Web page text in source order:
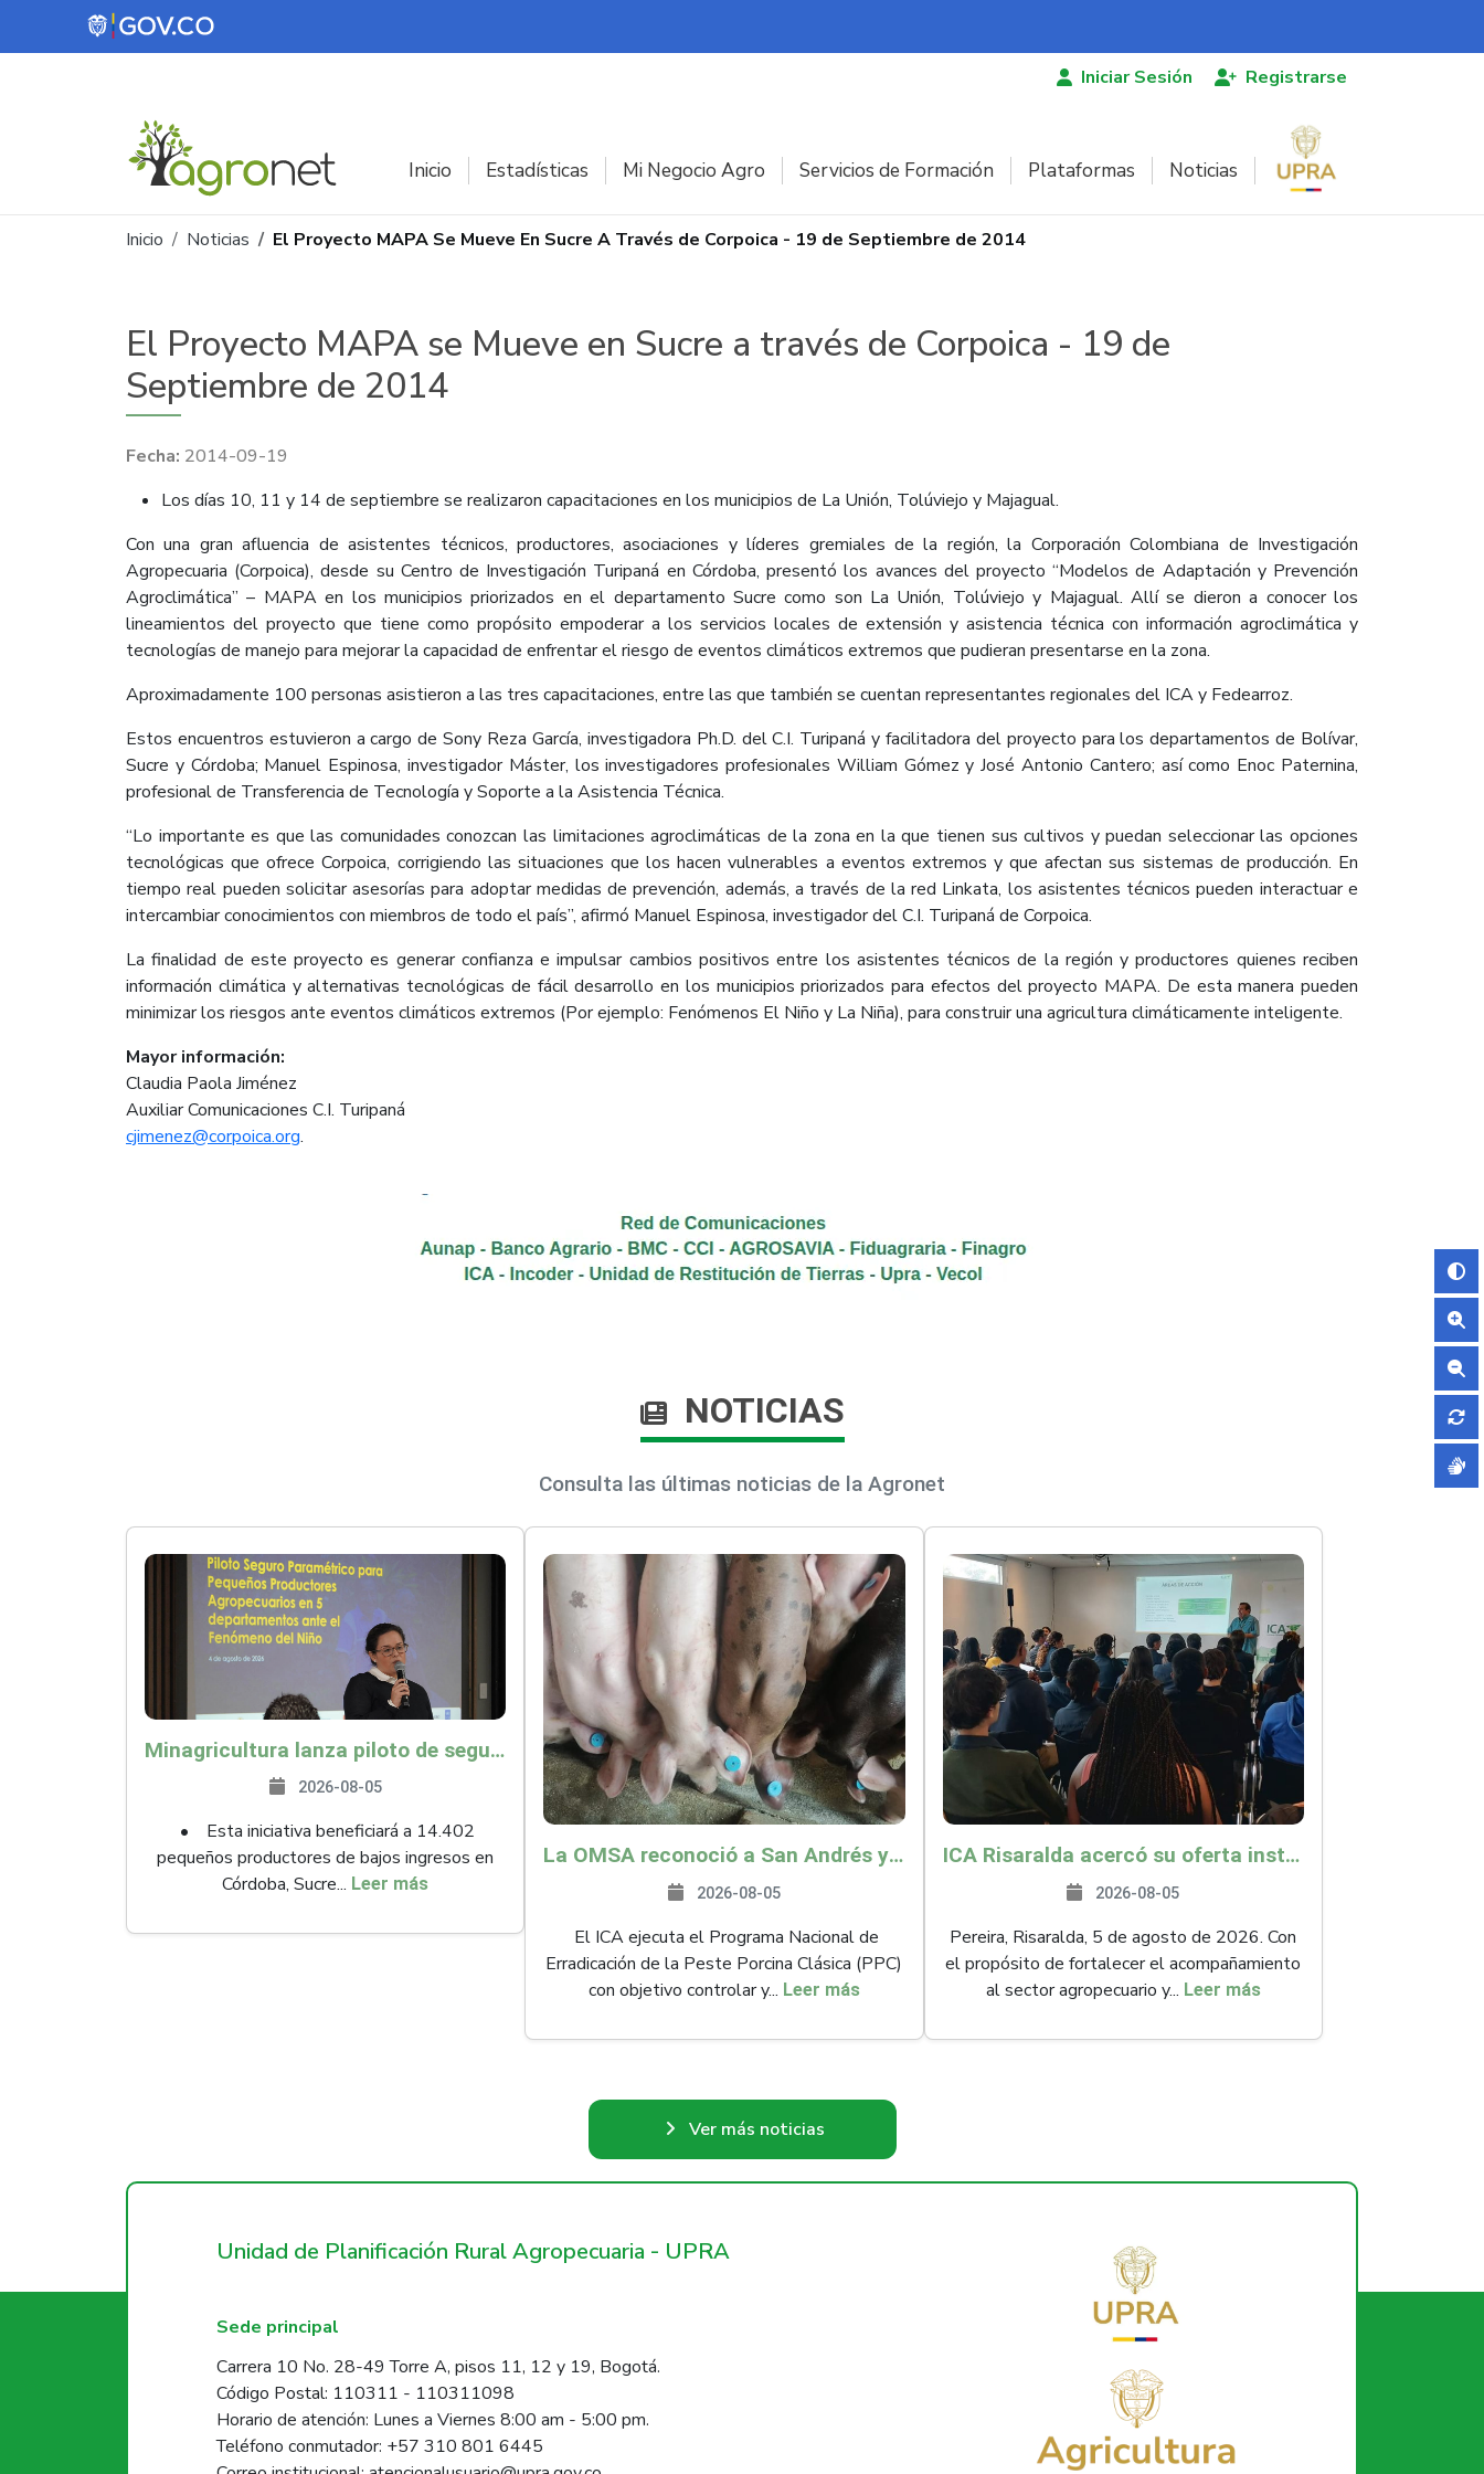
Pasar al contenido principal
Iniciar Sesión Registrarse
Inicio Estadísticas Mi Negocio Agro Servicios de Formación Plataformas Noticias
Ruta de navegación
Inicio Noticias El Proyecto MAPA Se Mueve En Sucre A Través de Corpoica - 19 de Septiembre de 2014
El Proyecto MAPA se Mueve en Sucre a través de Corpoica - 19 de
Septiembre de 2014
2014-09-19
Los días 10, 11 y 14 de septiembre se realizaron capacitaciones en los municipios de La Unión, Tolúviejo y Majagual.
Con una gran afluencia de asistentes técnicos, productores, asociaciones y líderes gremiales de la región, la Corporación Colombiana de Investigación
Agropecuaria (Corpoica), desde su Centro de Investigación Turipaná en Córdoba, presentó los avances del proyecto “Modelos de Adaptación y Prevención
Agroclimática” – MAPA en los municipios priorizados en el departamento Sucre como son La Unión, Tolúviejo y Majagual. Allí se dieron a conocer los
lineamientos del proyecto que tiene como propósito empoderar a los servicios locales de extensión y asistencia técnica con información agroclimática y
tecnologías de manejo para mejorar la capacidad de enfrentar el riesgo de eventos climáticos extremos que pudieran presentarse en la zona.
Aproximadamente 100 personas asistieron a las tres capacitaciones, entre las que también se cuentan representantes regionales del ICA y Fedearroz.
Estos encuentros estuvieron a cargo de Sony Reza García, investigadora Ph.D. del C.I. Turipaná y facilitadora del proyecto para los departamentos de Bolívar,
Sucre y Córdoba; Manuel Espinosa, investigador Máster, los investigadores profesionales William Gómez y José Antonio Cantero; así como Enoc Paternina,
profesional de Transferencia de Tecnología y Soporte a la Asistencia Técnica.
“Lo importante es que las comunidades conozcan las limitaciones agroclimáticas de la zona en la que tienen sus cultivos y puedan seleccionar las opciones
tecnológicas que ofrece Corpoica, corrigiendo las situaciones que los hacen vulnerables a eventos extremos y que afectan sus sistemas de producción. En
tiempo real pueden solicitar asesorías para adoptar medidas de prevención, además, a través de la red Linkata, los asistentes técnicos pueden interactuar e
intercambiar conocimientos con miembros de todo el país”, afirmó Manuel Espinosa, investigador del C.I. Turipaná de Corpoica.
La finalidad de este proyecto es generar confianza e impulsar cambios positivos entre los asistentes técnicos de la región y productores quienes reciben
información climática y alternativas tecnológicas de fácil desarrollo en los municipios priorizados para efectos del proyecto MAPA. De esta manera pueden
minimizar los riesgos ante eventos climáticos extremos (Por ejemplo: Fenómenos El Niño y La Niña), para construir una agricultura climáticamente inteligente.
Mayor información:
Claudia Paola Jiménez
Auxiliar Comunicaciones C.I. Turipaná
cjimenez@corpoica.org.
NOTICIAS
Consulta las últimas noticias de la Agronet
Minagricultura lanza piloto de seguro agropecuario por $9.625 millones para proteger a más de 14.000 pequeños productores contra riesgos del Fenómeno de El Niño
2026-08-05
• Esta iniciativa beneficiará a 14.402
pequeños productores de bajos ingresos en
Córdoba, Sucre... Leer más
La OMSA reconoció a San Andrés y Providencia como zona libre de Peste Porcina Clásica (PPC)
2026-08-05
El ICA ejecuta el Programa Nacional de
Erradicación de la Peste Porcina Clásica (PPC)
con objetivo controlar y... Leer más
ICA Risaralda acercó su oferta institucional a productores y emprendedores en Expocamello
2026-08-05
Pereira, Risaralda, 5 de agosto de 2026. Con
el propósito de fortalecer el acompañamiento
al sector agropecuario y... Leer más
Ver más noticias
Unidad de Planificación Rural Agropecuaria - UPRA
Sede principal
Carrera 10 No. 28-49 Torre A, pisos 11, 12 y 19, Bogotá.
Código Postal: 110311 - 110311098
Horario de atención: Lunes a Viernes 8:00 am - 5:00 pm.
Teléfono conmutador: +57 310 801 6445